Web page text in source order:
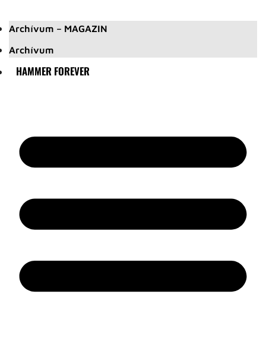
Archívum – MAGAZIN
Archívum
HAMMER FOREVER